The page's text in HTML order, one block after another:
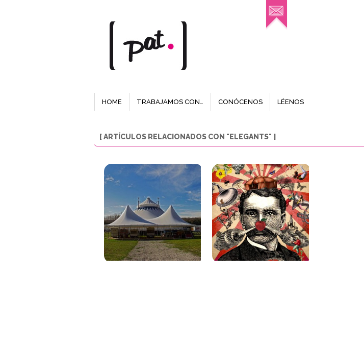
HOME TRABAJAMOS CON… CONÓCENOS LÉENOS
[ ARTÍCULOS RELACIONADOS CON "ELEGANTS" ]